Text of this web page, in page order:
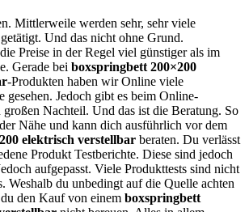
Mittlerweile werden sehr, sehr viele
Und das nicht ohne Grund.
Preise in der Regel viel günstiger als im
Gerade bei boxspringbett 200×200
-Produkten haben wir Online viele
gesehen. Jedoch gibt es beim Online-
großen Nachteil. Und das ist die Beratung. So
Nähe und kann dich ausführlich vor dem
elektrisch verstellbar beraten. Du verlässt
Produkt Testberichte. Diese sind jedoch
aufgepasst. Viele Produkttests sind nicht
Weshalb du unbedingt auf die Quelle achten
den Kauf von einem boxspringbett